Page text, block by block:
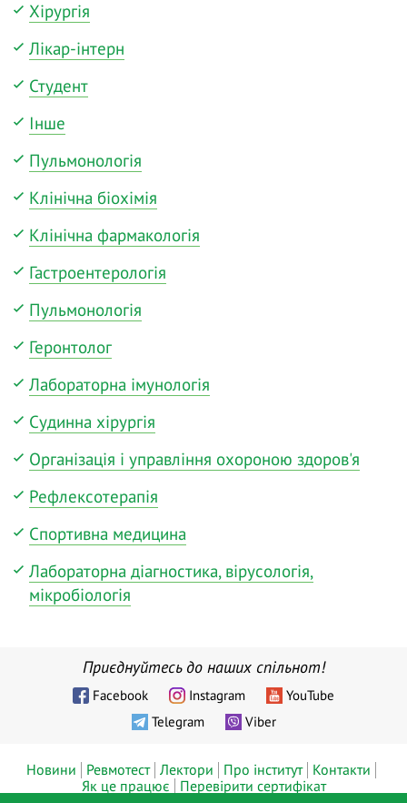
Хірургія
Лікар-інтерн
Студент
Інше
Пульмонологія
Клінічна біохімія
Клінічна фармакологія
Гастроентерологія
Пульмонологія
Геронтолог
Лабораторна імунологія
Судинна хірургія
Організація і управління охороною здоров'я
Рефлексотерапія
Спортивна медицина
Лабораторна діагностика, вірусологія,
мікробіологія
Приєднуйтесь до наших спільнот!
Facebook Instagram
YouTube
Telegram
Viber
Новини Ревмотест Лектори Про інститут Контакти
Як це працює
Перевірити сертифікат